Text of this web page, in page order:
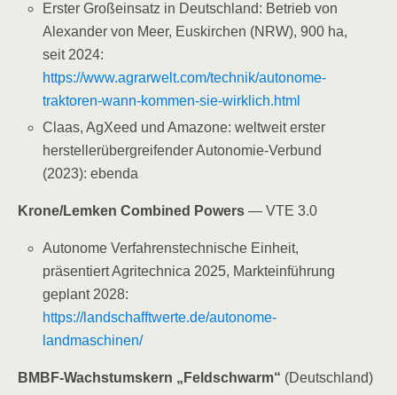
Erster Großeinsatz in Deutschland: Betrieb von
Alexander von Meer, Euskirchen (NRW), 900 ha,
seit 2024:
https://www.agrarwelt.com/technik/autonome-
traktoren-wann-kommen-sie-wirklich.html
Claas, AgXeed und Amazone: weltweit erster
herstellerübergreifender Autonomie-Verbund
(2023): ebenda
Krone/Lemken Combined Powers — VTE 3.0
Autonome Verfahrenstechnische Einheit,
präsentiert Agritechnica 2025, Markteinführung
geplant 2028:
https://landschafftwerte.de/autonome-
landmaschinen/
BMBF-Wachstumskern „Feldschwarm“ (Deutschland)